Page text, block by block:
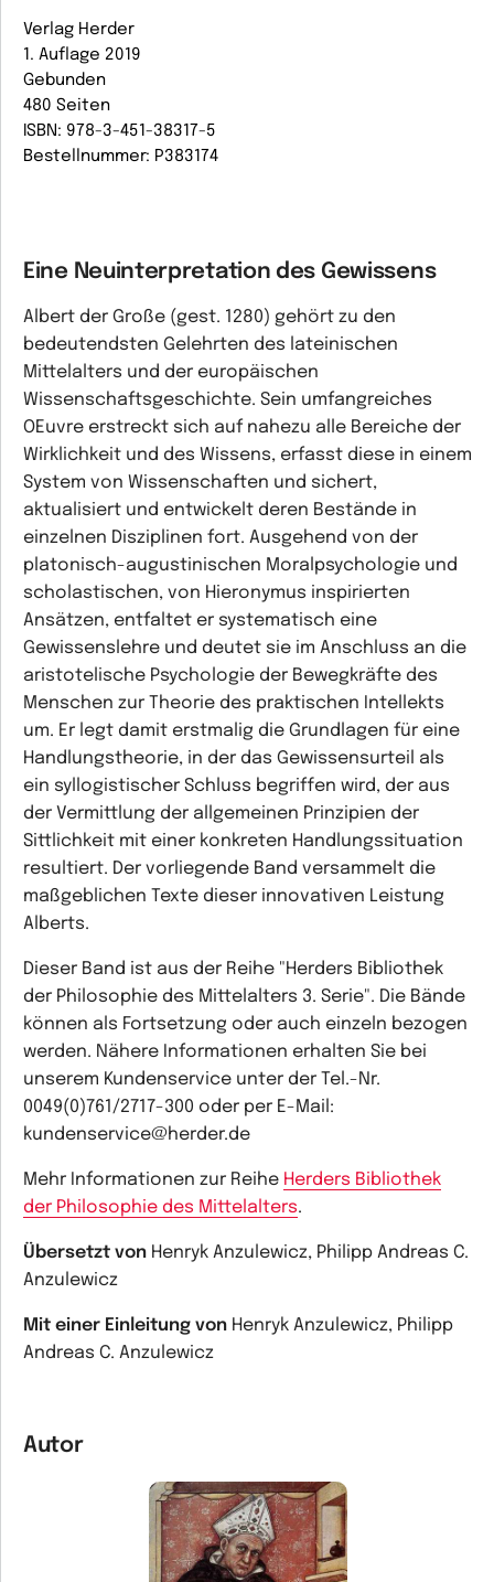
Verlag Herder
1. Auflage 2019
Gebunden
480 Seiten
ISBN: 978-3-451-38317-5
Bestellnummer: P383174
Eine Neuinterpretation des Gewissens
Albert der Große (gest. 1280) gehört zu den
bedeutendsten Gelehrten des lateinischen
Mittelalters und der europäischen
Wissenschaftsgeschichte. Sein umfangreiches
OEuvre erstreckt sich auf nahezu alle Bereiche der
Wirklichkeit und des Wissens, erfasst diese in einem
System von Wissenschaften und sichert,
aktualisiert und entwickelt deren Bestände in
einzelnen Disziplinen fort. Ausgehend von der
platonisch-augustinischen Moralpsychologie und
scholastischen, von Hieronymus inspirierten
Ansätzen, entfaltet er systematisch eine
Gewissenslehre und deutet sie im Anschluss an die
aristotelische Psychologie der Bewegkräfte des
Menschen zur Theorie des praktischen Intellekts
um. Er legt damit erstmalig die Grundlagen für eine
Handlungstheorie, in der das Gewissensurteil als
ein syllogistischer Schluss begriffen wird, der aus
der Vermittlung der allgemeinen Prinzipien der
Sittlichkeit mit einer konkreten Handlungssituation
resultiert. Der vorliegende Band versammelt die
maßgeblichen Texte dieser innovativen Leistung
Alberts.
Dieser Band ist aus der Reihe "Herders Bibliothek
der Philosophie des Mittelalters 3. Serie". Die Bände
können als Fortsetzung oder auch einzeln bezogen
werden. Nähere Informationen erhalten Sie bei
unserem Kundenservice unter der Tel.-Nr.
0049(0)761/2717-300 oder per E-Mail:
kundenservice@herder.de
Mehr Informationen zur Reihe Herders Bibliothek
der Philosophie des Mittelalters.
Übersetzt von Henryk Anzulewicz, Philipp Andreas C.
Anzulewicz
Mit einer Einleitung von Henryk Anzulewicz, Philipp
Andreas C. Anzulewicz
Autor